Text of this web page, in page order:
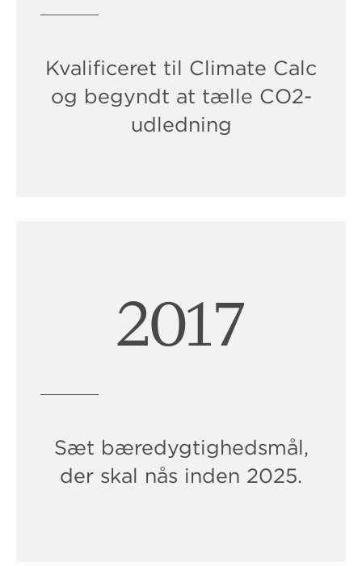
Kvalificeret til Climate Calc
og begyndt at tælle CO2-
udledning
2019
Sæt bæredygtighedsmål,
der skal nås inden 2025.